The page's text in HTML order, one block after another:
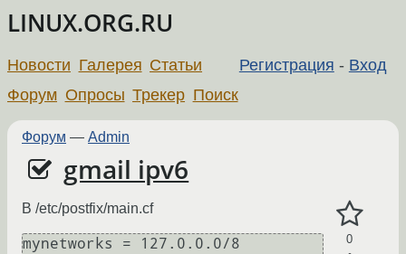
LINUX.ORG.RU
Регистрация - Вход
Новости Галерея Статьи
Форум Опросы Трекер Поиск
Форум — Admin
gmail ipv6
0
В /etc/postfix/main.cf
mynetworks = 127.0.0.0/8